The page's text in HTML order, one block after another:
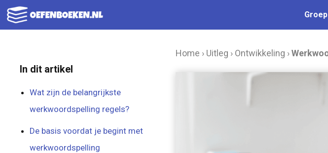
Ga
naar
Groep
Home › Uitleg › Ontwikkeling ›
In dit artikel
Wat zijn de belangrijkste
werkwoordspelling regels?
De basis voordat je begint met
werkwoordspelling